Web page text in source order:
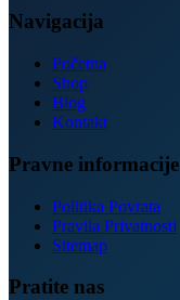
Navigacija
Početna
Shop
Blog
Kontakt
Pravne informacije
Politika Povrata
Pravila Privatnosti
Sitemap
Pratite nas